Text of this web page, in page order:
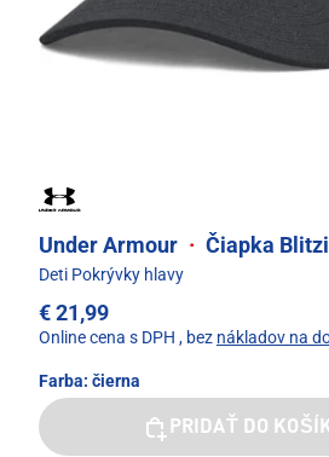
Under Armour · Čiapka
Deti Pokrývky hlavy
€ 21,99
Online cena s DPH , bez nákladov na
Farba: čierna
PRIDAŤ DO